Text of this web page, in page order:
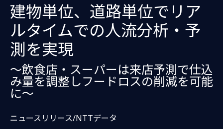
建物単位、道路単位でリア
ルタイムでの人流分析・予
測を実現
～飲食店・スーパーは来店予測で仕込
み量を調整しフードロスの削減を可能
に～
ニュースリリース/NTTデータ